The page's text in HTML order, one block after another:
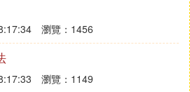
具
mysql com/get/archives/mysq
1.linux_glibc2.5.x86_64.rp
瀏覽：1456
瀏覽：1149